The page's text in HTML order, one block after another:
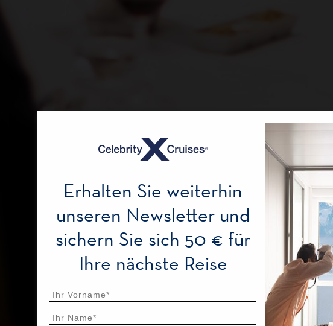
Erhalten Sie weiterhin
unseren Newsletter und
sichern Sie sich 50 € für
Ihre nächste Reise